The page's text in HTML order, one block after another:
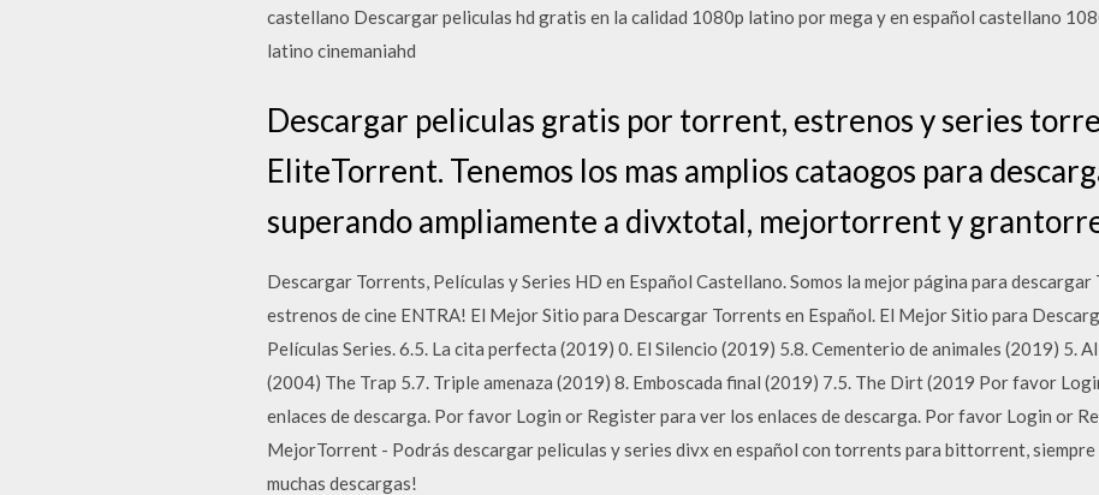
castellano Descargar peliculas hd gratis en la calidad 1080p latino por mega y en español castellano
latino cinemaniahd
Descargar peliculas gratis por torrent, estrenos y series
EliteTorrent. Tenemos los mas amplios cataogos para
superando ampliamente a divxtotal, mejortorrent y
Descargar Torrents, Películas y Series HD en Español Castellano. Somos la mejor página para descargar
estrenos de cine ENTRA! El Mejor Sitio para Descargar Torrents en Español. El Mejor Sitio para
Películas Series. 6.5. La cita perfecta (2019) 0. El Silencio (2019) 5.8. Cementerio de animales (2019) 5.
(2004) The Trap 5.7. Triple amenaza (2019) 8. Emboscada final (2019) 7.5. The Dirt (2019 Por favor
enlaces de descarga. Por favor Login or Register para ver los enlaces de descarga. Por favor Login or
MejorTorrent - Podrás descargar peliculas y series divx en español con torrents para bittorrent,
muchas descargas!